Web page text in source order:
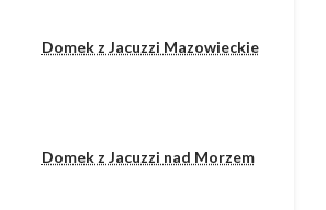
Domek z Jacuzzi Mazowieckie
Domek z Jacuzzi nad Morzem